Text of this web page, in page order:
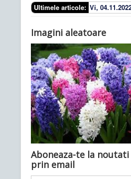
Ultimele articole: Vi,
Imagini aleatoare
Aboneaza-te la noutati
prin email